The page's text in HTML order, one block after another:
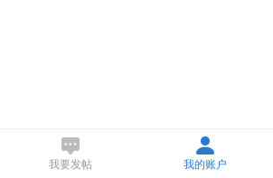
我要发帖 我的账户